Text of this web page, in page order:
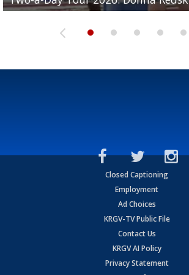
Closed Captioning
Employment
Ad Choices
KRGV-TV Public File
Contact Us
KRGV AI Policy
Privacy Statement